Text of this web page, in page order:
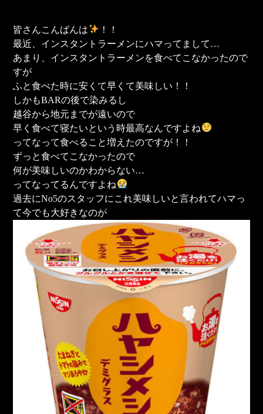
皆さんこんばんは
！！
最近、インスタントラーメンにハマってまして…
あまり、インスタントラーメンを食べてこなかったので
すが
ふと食べた時に安くて早くて美味しい！！
しかもBARの後で染みるし
越谷から地元までが遠いので
早く食べて寝たいという時最高なんですよね
ってなって食べること増えたのですが！！
ずっと食べてこなかったので
何が美味しいのかわからない…
ってなってるんですよね
過去にNo5のスタッフにこれ美味しいと言われてハマっ
て今でも大好きなのが